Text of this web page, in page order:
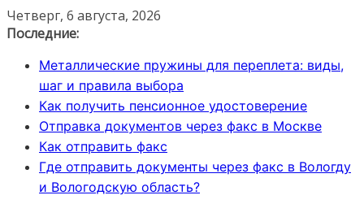
Перейти
к
Четверг, 6 августа, 2026
Последние:
Металлические пружины для переплета: виды,
шаг и правила выбора
Как получить пенсионное удостоверение
Отправка документов через факс в Москве
Как отправить факс
Где отправить документы через факс в Вологду
и Вологодскую область?